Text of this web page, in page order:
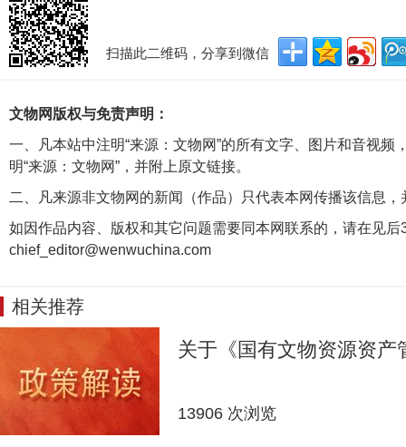
扫描此二维码，分享到微信
文物网版权与免责声明：
一、凡本站中注明“来源：文物网”的所有文字、图片和音视
明“来源：文物网”，并附上原文链接。
二、凡来源非文物网的新闻（作品）只代表本网传播该信息
如因作品内容、版权和其它问题需要同本网联系的，请在见后
chief_editor@wenwuchina.com
相关推荐
关于《国有文物资源资
13906 次浏览